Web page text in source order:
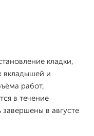
кладки,
вкладышей и
работ,
в течение
в августе